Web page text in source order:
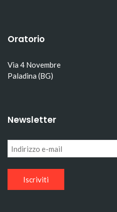
Oratorio
Via 4 Novembre
Paladina (BG)
Newsletter
Indirizzo
e-
mail